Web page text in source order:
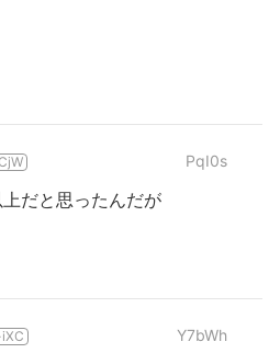
PqI0s
だと思ったんだが
Y7bWh